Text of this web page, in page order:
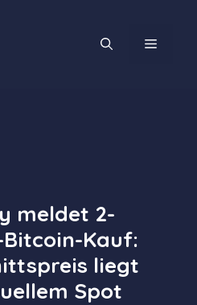
MENÜ
meldet 2-
Kauf:
liegt
Spot